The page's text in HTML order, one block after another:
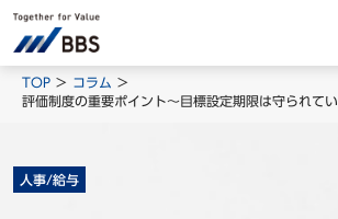
サービス/ソリュー
TOP
コラム
評価制度の重要ポイント～目標設定期限は守られて
人事/給与